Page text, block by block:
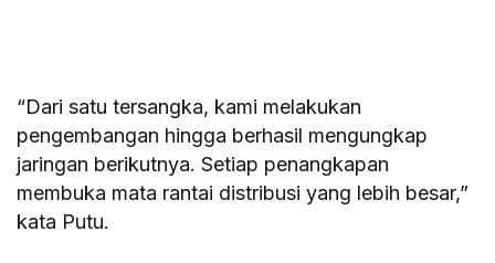
“Dari satu tersangka, kami melakukan
pengembangan hingga berhasil mengungkap
jaringan berikutnya. Setiap penangkapan
membuka mata rantai distribusi yang lebih besar,”
kata Putu.